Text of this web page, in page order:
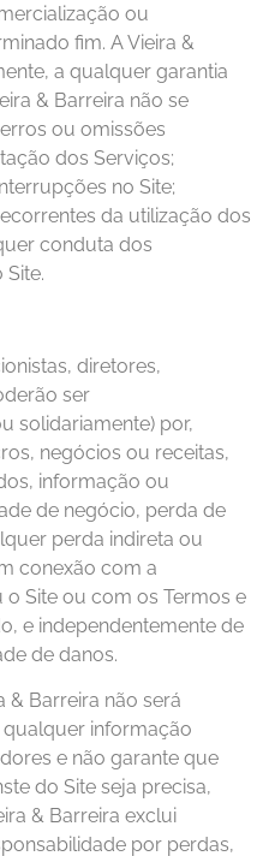
ou
fim. A Vieira &
a qualquer garantia
& Barreira não se
ou omissões
dos Serviços;
no Site;
da utilização dos
conduta dos
diretores,
ser
solidariamente) por,
negócios ou receitas,
informação ou
de negócio, perda de
perda indireta ou
conexão com a
Site ou com os Termos e
e independentemente de
de danos.
& Barreira não será
informação
e não garante que
do Site seja precisa,
& Barreira exclui
por perdas,